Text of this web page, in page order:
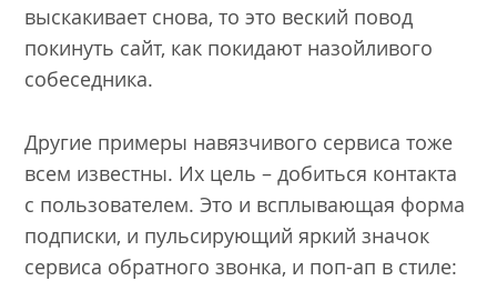
выскакивает снова, то это веский повод
покинуть сайт, как покидают назойливого
собеседника.
Другие примеры навязчивого сервиса тоже
всем известны. Их цель – добиться контакта
с пользователем. Это и всплывающая форма
подписки, и пульсирующий яркий значок
сервиса обратного звонка, и поп-ап в стиле: